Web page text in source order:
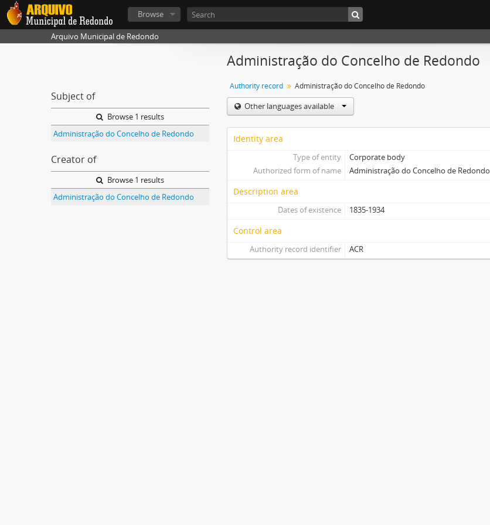
Browse
Arquivo Municipal de Redondo
Subject of
Browse 1 results
Administração do Concelho de Redondo
Creator of
Browse 1 results
Administração do Concelho de Redondo
Administração do Concelho de Redondo
Authority record Administração do Concelho de Redondo
Other languages available
Identity area
Type of entity
Corporate body
Authorized form of name
Administração do Concelho de Redondo
Description area
Dates of existence 1835-1934
Control area
Authority record identifier ACR